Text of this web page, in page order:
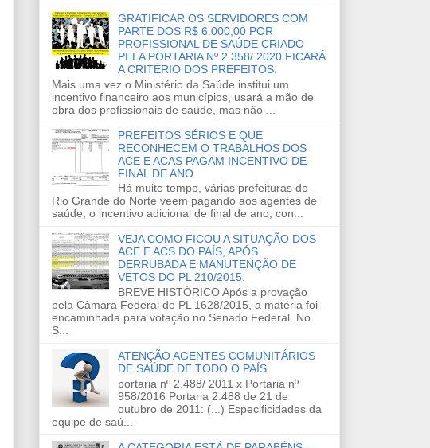
GRATIFICAR OS SERVIDORES COM
PARTE DOS R$ 6.000,00 POR
PROFISSIONAL DE SAÚDE CRIADO
PELA PORTARIA Nº 2.358/ 2020 FICARÁ
A CRITÉRIO DOS PREFEITOS.
Mais uma vez o Ministério da Saúde institui um
incentivo financeiro aos municípios, usará a mão de
obra dos profissionais de saúde, mas não ...
PREFEITOS SÉRIOS E QUE
RECONHECEM O TRABALHOS DOS
ACE E ACAS PAGAM INCENTIVO DE
FINAL DE ANO
Há muito tempo, várias prefeituras do
Rio Grande do Norte veem pagando aos agentes de
saúde, o incentivo adicional de final de ano, con...
VEJA COMO FICOU A SITUAÇÃO DOS
ACE E ACS DO PAÍS, APÓS
DERRUBADA E MANUTENÇÃO DE
VETOS DO PL 210/2015.
BREVE HISTÓRICO Após a provação
pela Câmara Federal do PL 1628/2015, a matéria foi
encaminhada para votação no Senado Federal. No
S...
ATENÇÃO AGENTES COMUNITÁRIOS
DE SAÚDE DE TODO O PAÍS
portaria nº 2.488/ 2011 x Portaria nº
958/2016 Portaria 2.488 de 21 de
outubro de 2011: (...) Especificidades da
equipe de saú...